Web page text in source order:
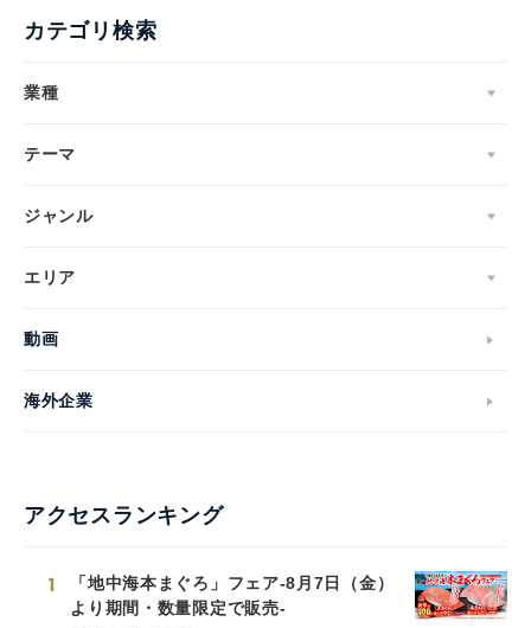
カテゴリ検索
業種
テーマ
ジャンル
エリア
動画
海外企業
アクセスランキング
1
「地中海本まぐろ」フェア-8月7日（金）
より期間・数量限定で販売-